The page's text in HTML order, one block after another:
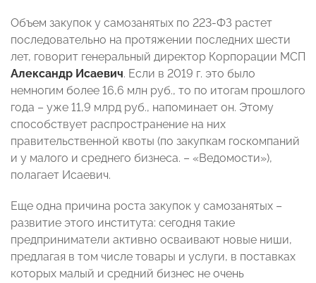
Объем закупок у самозанятых по 223-ФЗ растет
последовательно на протяжении последних шести
лет, говорит генеральный директор Корпорации МСП
Александр Исаевич. Если в 2019 г. это было
немногим более 16,6 млн руб., то по итогам прошлого
года – уже 11,9 млрд руб., напоминает он. Этому
способствует распространение на них
правительственной квоты (по закупкам госкомпаний
и у малого и среднего бизнеса. – «Ведомости»),
полагает Исаевич.
Еще одна причина роста закупок у самозанятых –
развитие этого института: сегодня такие
предприниматели активно осваивают новые ниши,
предлагая в том числе товары и услуги, в поставках
которых малый и средний бизнес не очень